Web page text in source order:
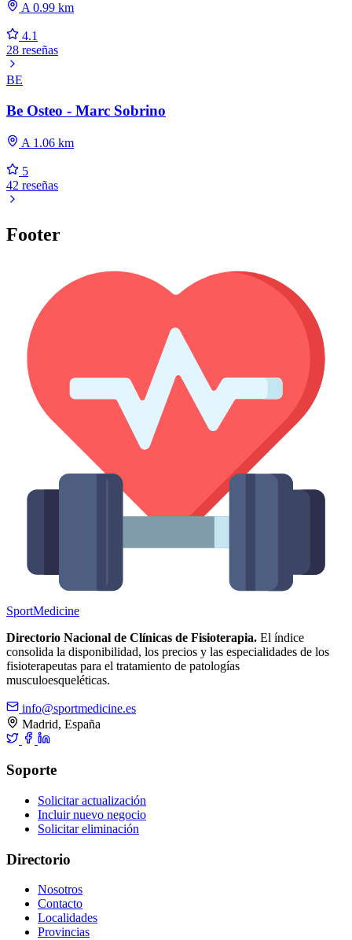
A 0.99 km
4.1
28 reseñas
BE
Be Osteo - Marc Sobrino
A 1.06 km
5
42 reseñas
Footer
SportMedicine
Directorio Nacional de Clínicas de Fisioterapia. El índice
consolida la disponibilidad, los precios y las especialidades de los
fisioterapeutas para el tratamiento de patologías
musculoesqueléticas.
info@sportmedicine.es
Madrid, España
Soporte
Solicitar actualización
Incluir nuevo negocio
Solicitar eliminación
Directorio
Nosotros
Contacto
Localidades
Provincias